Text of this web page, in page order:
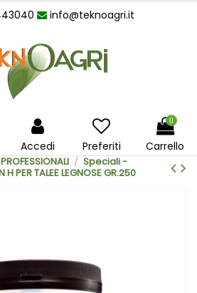
info@teknoagri.it
Accedi Preferiti
0
Carrello
Speciali -
H PER TALEE LEGNOSE GR.250